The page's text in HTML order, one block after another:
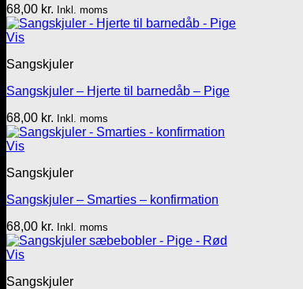
68,00 kr. Inkl. moms
Vis
Sangskjuler
Sangskjuler – Hjerte til barnedåb – Pige
68,00 kr. Inkl. moms
Vis
Sangskjuler
Sangskjuler – Smarties – konfirmation
68,00 kr. Inkl. moms
Vis
Sangskjuler